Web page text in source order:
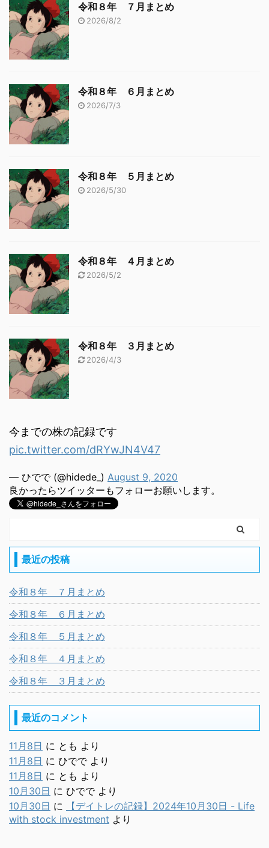
令和８年 ７月まとめ
2026/8/2
令和８年 ６月まとめ
2026/7/3
令和８年 ５月まとめ
2026/5/30
令和８年 ４月まとめ
2026/5/2
令和８年 ３月まとめ
2026/4/3
今までの株の記録です
pic.twitter.com/dRYwJN4V47
— ひでで (@hidede_) August 9, 2020
良かったらツイッターもフォローお願いします。
最近の投稿
令和８年 ７月まとめ
令和８年 ６月まとめ
令和８年 ５月まとめ
令和８年 ４月まとめ
令和８年 ３月まとめ
最近のコメント
11月8日 に とも より
11月8日 に ひででより
11月8日 に とも より
10月30日 に ひででより
10月30日 に
【デイトレの記録】2024年10月30日 - Life
with stock investment より